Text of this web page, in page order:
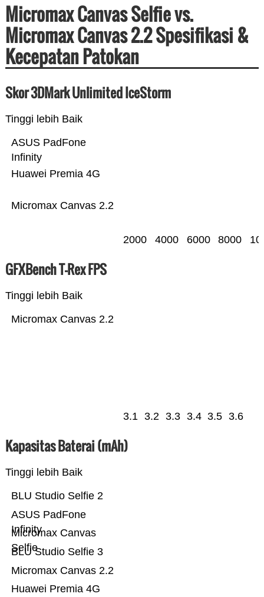
Micromax Canvas Selfie vs.
Micromax Canvas 2.2 Spesifikasi &
Kecepatan Patokan
Skor 3DMark Unlimited IceStorm
Tinggi lebih Baik
Micromax Canvas 2.2
Huawei Premia 4G
ASUS PadFone
Infinity
2000 4000 6000 8000
GFXBench T-Rex FPS
Tinggi lebih Baik
Micromax Canvas 2.2
3.1 3.2 3.3 3.4 3.5 3.6
Kapasitas Baterai (mAh)
Tinggi lebih Baik
Huawei Premia 4G
Micromax Canvas 2.2
BLU Studio Selfie 3
Micromax Canvas
Selfie
ASUS PadFone
Infinity
BLU Studio Selfie 2